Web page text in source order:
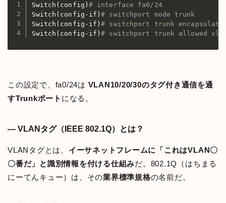
Switch ( config ) # interface fa0/24
Switch ( config-if )# switchport mode trunk
Switch ( config-if )# switchport trunk
Switch ( config-if )# switchport trunk allowed
この設定で、fa0/24は VLAN10/20/30のタグ付き通信を通
すTrunkポート になる。
— VLANタグ（IEEE 802.1Q）とは？
VLANタグとは、 イーサネットフレームに「これはVLAN〇
〇番だ」と識別情報を付ける仕組みだ。802.1Q（はちまる
にーてんキュー）は、その業界標準規格の名前だ。